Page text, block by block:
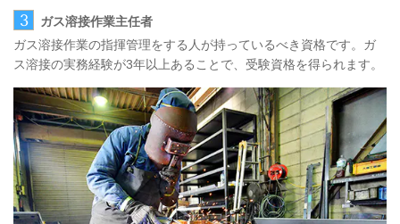
3 ガス溶接作業主任者
ガス溶接作業の指揮管理をする人が持っているべき資格です。ガ
ス溶接の実務経験が3年以上あることで、受験資格を得られます。